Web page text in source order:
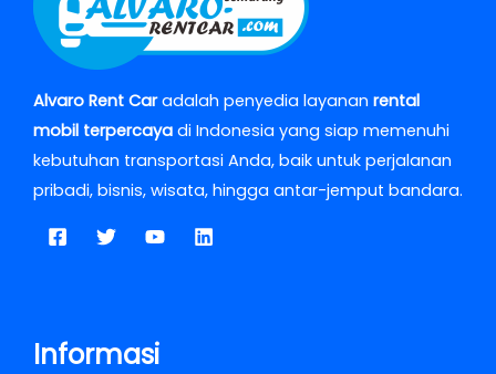
Alvaro Rent Caradalah penyedia layanan rental
mobil terpercaya di Indonesia yang siap memenuhi
kebutuhan transportasi Anda, baik untuk perjalanan
pribadi, bisnis, wisata, hingga antar-jemput bandara.
Informasi